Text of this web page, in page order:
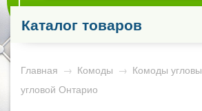
Каталог товаров
Главная → Комоды → Комоды
угловой Онтарио